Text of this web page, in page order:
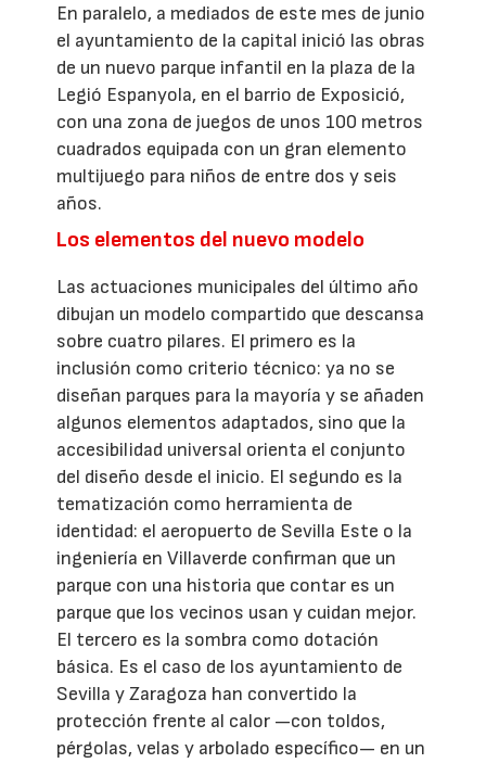
En paralelo, a mediados de este mes de junio
el ayuntamiento de la capital inició las obras
de un nuevo parque infantil en la plaza de la
Legió Espanyola, en el barrio de Exposició,
con una zona de juegos de unos 100 metros
cuadrados equipada con un gran elemento
multijuego para niños de entre dos y seis
años.
Los elementos del nuevo modelo
Las actuaciones municipales del último año
dibujan un modelo compartido que descansa
sobre cuatro pilares. El primero es la
inclusión como criterio técnico: ya no se
diseñan parques para la mayoría y se añaden
algunos elementos adaptados, sino que la
accesibilidad universal orienta el conjunto
del diseño desde el inicio. El segundo es la
tematización como herramienta de
identidad: el aeropuerto de Sevilla Este o la
ingeniería en Villaverde confirman que un
parque con una historia que contar es un
parque que los vecinos usan y cuidan mejor.
El tercero es la sombra como dotación
básica. Es el caso de los ayuntamiento de
Sevilla y Zaragoza han convertido la
protección frente al calor —con toldos,
pérgolas, velas y arbolado específico— en un